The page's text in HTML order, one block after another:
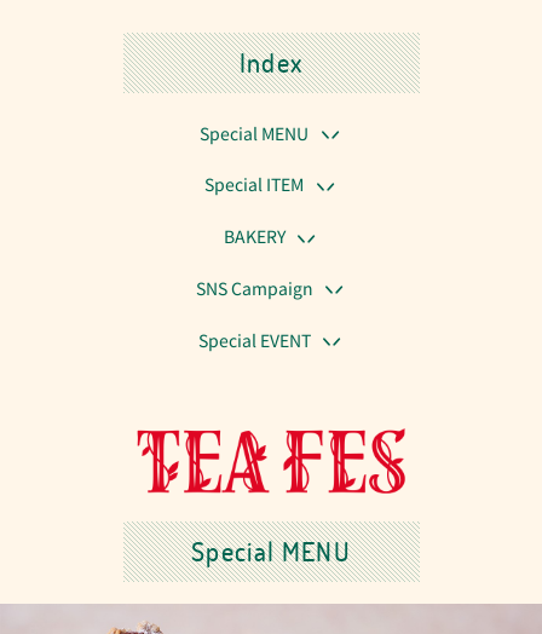
Index
Special MENU
Special ITEM
BAKERY
SNS Campaign
Special EVENT
Special MENU